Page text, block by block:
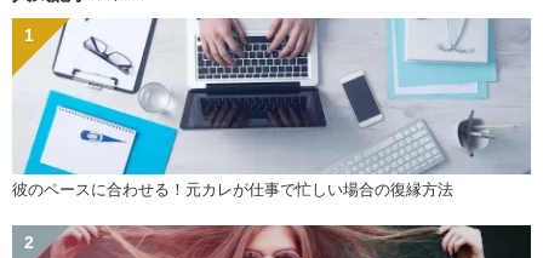
彼のペースに合わせる！元カレが仕事で忙しい場合の復縁方法